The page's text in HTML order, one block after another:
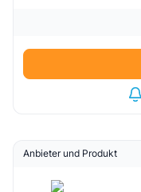
Anbieter und Produkt